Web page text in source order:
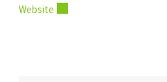
Website